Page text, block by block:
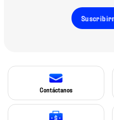
Contáctanos